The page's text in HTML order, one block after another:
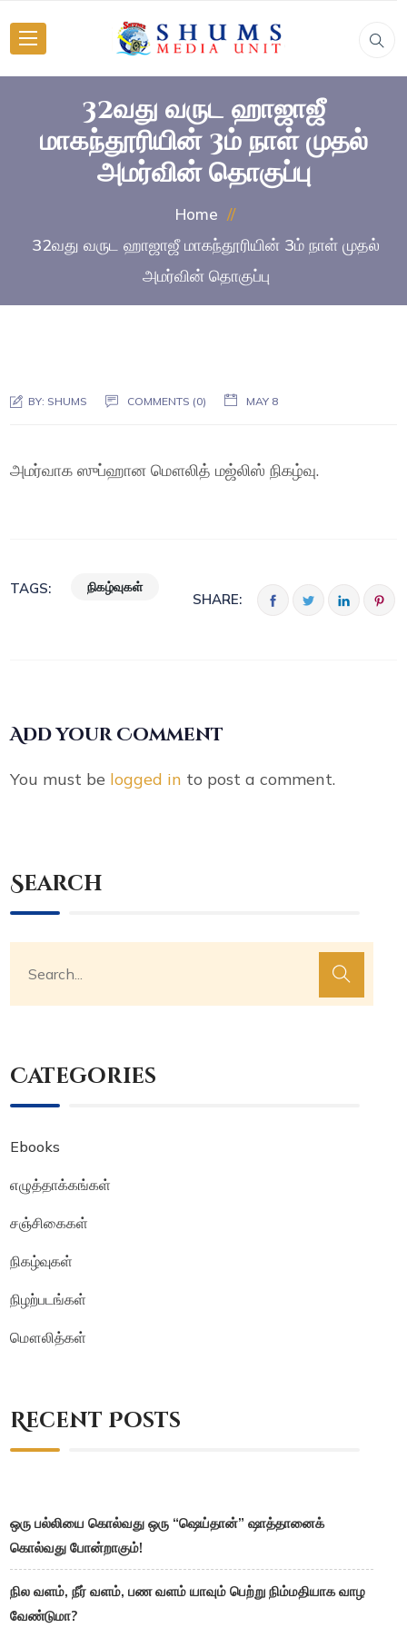
32வது வருட ஹாஜாஜீ
மாகந்தூரியின் 3ம் நாள் முதல்
அமர்வின் தொகுப்பு
Home
32வது வருட ஹாஜாஜீ மாகந்தூரியின் 3ம் நாள் முதல்
அமர்வின் தொகுப்பு
BY: SHUMS COMMENTS (0) MAY 8
அமர்வாக ஸுப்ஹான மௌலித் மஜ்லிஸ் நிகழ்வு.
TAGS: நிகழ்வுகள்
SHARE:
Add your Comment
You must be logged in to post a comment.
Search
Categories
Ebooks
எழுத்தாக்கங்கள்
சஞ்சிகைகள்
நிகழ்வுகள்
நிழற்படங்கள்
மௌலித்கள்
Recent Posts
ஒரு பல்லியை கொல்வது ஒரு “ஷெய்தான்” ஷாத்தானைக்
கொல்வது போன்றாகும்!
நில வளம், நீர் வளம், பண வளம் யாவும் பெற்று நிம்மதியாக வாழ
வேண்டுமா?